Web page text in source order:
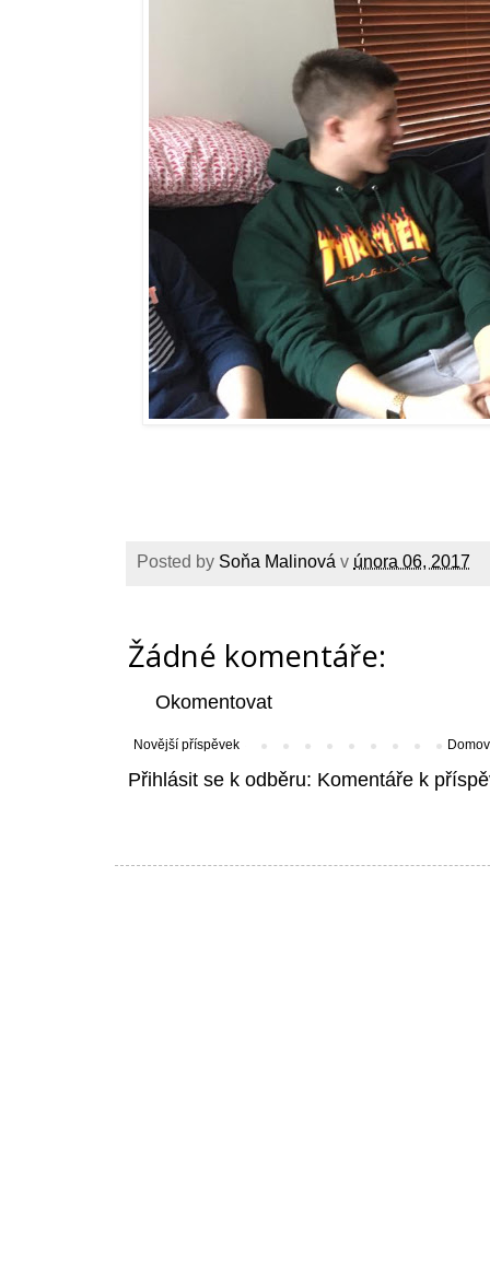
Posted by Soňa Malinová v února 06, 2017
Žádné komentáře:
Okomentovat
Novější příspěvek
Přihlásit se k odběru: Komentáře k